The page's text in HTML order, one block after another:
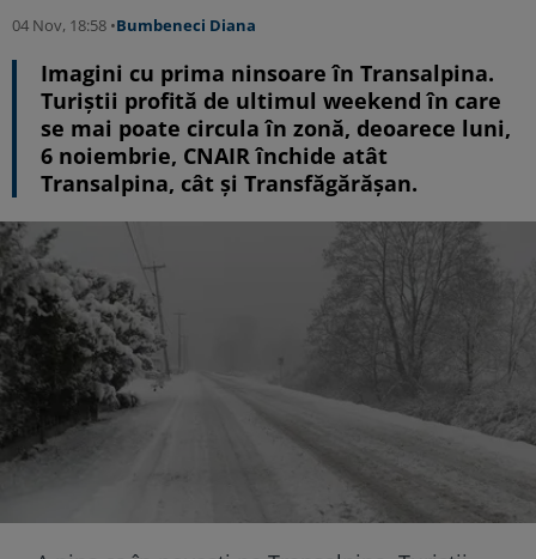
04 Nov, 18:58 •Bumbeneci Diana
Imagini cu prima ninsoare în Transalpina.
Turiştii profită de ultimul weekend în care
se mai poate circula în zonă, deoarece luni,
6 noiembrie, CNAIR închide atât
Transalpina, cât și Transfăgărășan.